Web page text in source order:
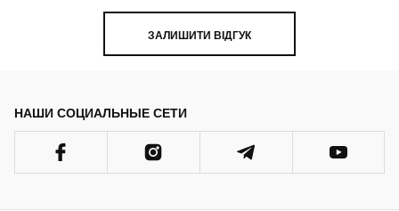
ЗАЛИШИТИ ВІДГУК
НАШИ СОЦИАЛЬНЫЕ СЕТИ